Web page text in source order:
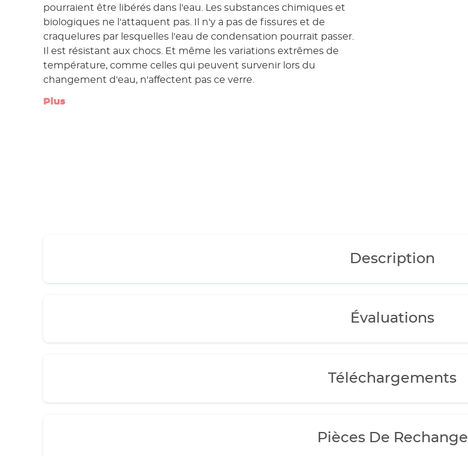
pourraient être libérés dans l'eau. Les substances chimiques et
biologiques ne l'attaquent pas. Il n'y a pas de fissures et de
craquelures par lesquelles l'eau de condensation pourrait passer.
Il est résistant aux chocs. Et même les variations extrêmes de
température, comme celles qui peuvent survenir lors du
changement d'eau, n'affectent pas ce verre.
Plus
Description
Évaluations
Téléchargements
Pièces De Rechange